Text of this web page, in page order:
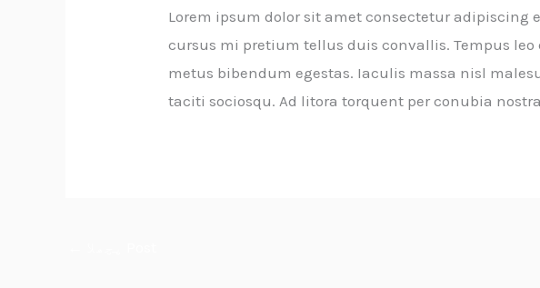
Lorem ipsum dolor sit amet consectetur adipiscing
cursus mi pretium tellus duis convallis. Tempus
metus bibendum egestas. Iaculis massa nisl
taciti sociosqu. Ad litora torquent per conubia